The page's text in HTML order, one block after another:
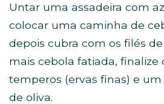
Untar uma assadeira com
colocar uma caminha de
depois cubra com os filés
mais cebola fatiada, finalize
temperos (ervas finas) e
de oliva.